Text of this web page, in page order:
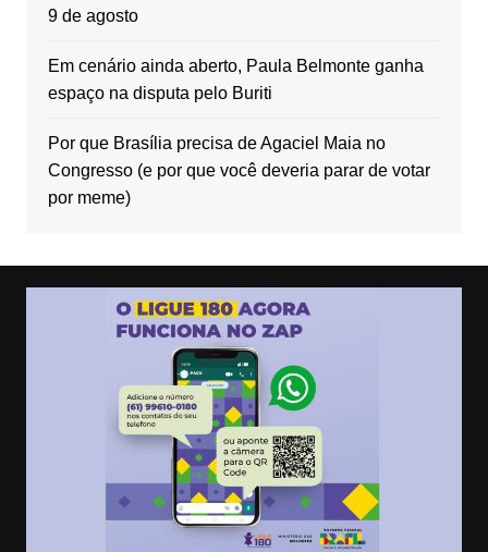
9 de agosto
Em cenário ainda aberto, Paula Belmonte ganha
espaço na disputa pelo Buriti
Por que Brasília precisa de Agaciel Maia no
Congresso (e por que você deveria parar de votar
por meme)